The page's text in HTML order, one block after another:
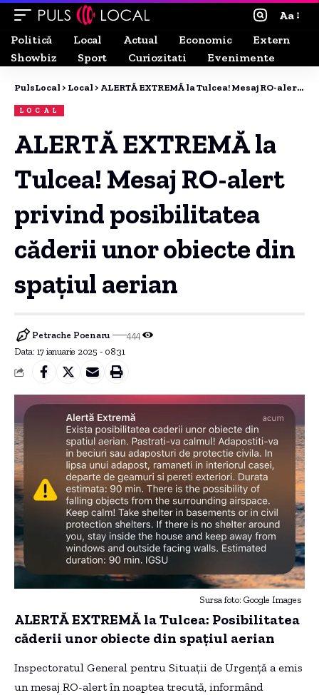
Aa
Politică
Local Actual Economic
Extern
Showbiz
Sport Curiozitati Evenimente
PulsLocal > Local > ALERTĂ EXTREMĂ la Tulcea! Mesaj RO-alert privind posibilitatea căderii unor obiecte din spațiul aerian
LOCAL
ALERTĂ EXTREMĂ la
Tulcea! Mesaj RO-alert
privind posibilitatea
căderii unor obiecte din
spațiul aerian
Data: 17 ianuarie 2025 - 08:31
Petrache Poenaru 444
Sursa foto: Google Images
ALERTĂ EXTREMĂ la Tulcea: Posibilitatea
căderii unor obiecte din spațiul aerian
Inspectoratul General pentru Situații de Urgență a emis
un mesaj RO-alert în noaptea trecută, informând